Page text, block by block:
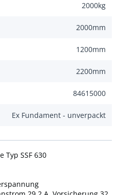
2000kg
2000mm
1200mm
2200mm
84615000
Ex Fundament - unverpackt
Typ SSF 630